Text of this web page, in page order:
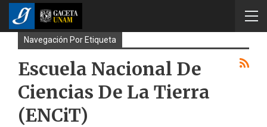
Navegación Por Etiqueta
Escuela Nacional De
Ciencias De La Tierra
(ENCiT)